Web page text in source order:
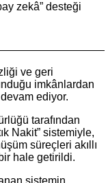
zekâ” desteği
ve geri
imkânlardan
ediyor.
tarafından
Nakit” sistemiyle,
süreçleri akıllı
hale getirildi.
sistemin